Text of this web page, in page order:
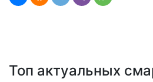
Топ актуальных